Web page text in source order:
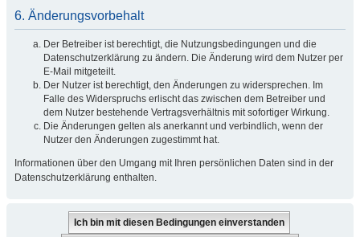
6. Änderungsvorbehalt
Der Betreiber ist berechtigt, die Nutzungsbedingungen und die
Datenschutzerklärung zu ändern. Die Änderung wird dem Nutzer per
E-Mail mitgeteilt.
Der Nutzer ist berechtigt, den Änderungen zu widersprechen. Im
Falle des Widerspruchs erlischt das zwischen dem Betreiber und
dem Nutzer bestehende Vertragsverhältnis mit sofortiger Wirkung.
Die Änderungen gelten als anerkannt und verbindlich, wenn der
Nutzer den Änderungen zugestimmt hat.
Informationen über den Umgang mit Ihren persönlichen Daten sind in der
Datenschutzerklärung enthalten.